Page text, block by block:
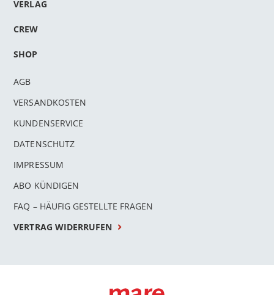
VERLAG
CREW
SHOP
AGB
VERSANDKOSTEN
KUNDENSERVICE
DATENSCHUTZ
IMPRESSUM
ABO KÜNDIGEN
FAQ – HÄUFIG GESTELLTE FRAGEN
VERTRAG WIDERRUFEN